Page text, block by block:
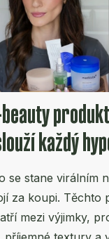
každý
se stane virálním
za koupi. Těchto
mezi výjimky,